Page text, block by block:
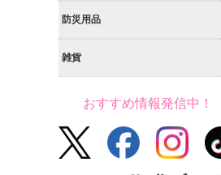
防災用品
雑貨
おすすめ情報発信中！